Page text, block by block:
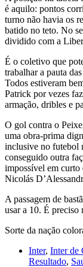
é aquilo: pontos
turno não havia os
batido no teto. No
dividido com a
É o coletivo que
trabalhar a pauta
Todos estiveram
Patrick por vezes
armação, dribles e
O gol contra o
uma obra-prima
inclusive no futebol
conseguido outra
impossível em curto
Nicolás
A passagem de
usar a 10. É preciso
Sorte da nação
Inter, Inter de
Resultado,